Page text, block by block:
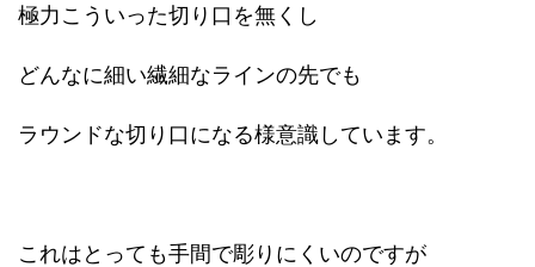
極力こういった切り口を無くし
どんなに細い繊細なラインの先でも
ラウンドな切り口になる様意識しています。
これはとっても手間で彫りにくいのですが